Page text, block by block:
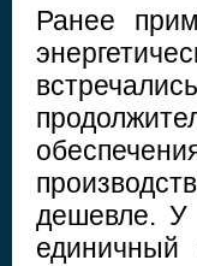
Ранее
дешевле. У